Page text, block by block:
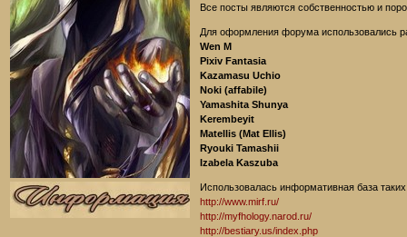
Все посты являются собственностью и
Для оформления форума использовались
Wen M
Pixiv Fantasia
Kazamasu Uchio
Noki (affabile)
Yamashita Shunya
Kerembeyit
Matellis (Mat Ellis)
Ryouki Tamashii
Izabela Kaszuba
Использовалась информативная база
http://www.mirf.ru/
http://myfhology.narod.ru/
http://bestiary.us/index.php